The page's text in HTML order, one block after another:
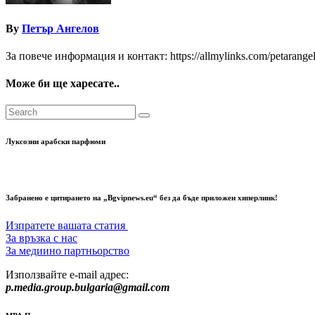
By Петър Ангелов
За повече информация и контакт: https://allmylinks.com/
Може би ще харесате..
Луксозни арабски парфюми
Забранено е цитирането на „Bgvipnews.eu“ без да бъде приложен хиперлинк!
Изпратете вашата статия
За връзка с нас
За медиино партньорство
Използвайте e-mail адрес:
p.media.group.bulgaria@gmail.com